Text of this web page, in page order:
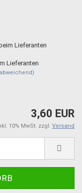
Lieferanten
3,60 EUR
10% MwSt. zzgl. Versand